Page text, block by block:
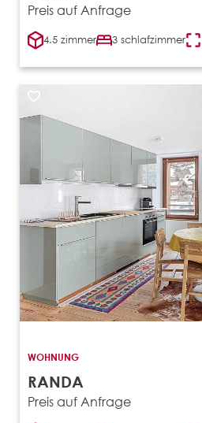
Preis auf Anfrage
4.5 zimmer 3 schlafzimmer
WOHNUNG
RANDA
Preis auf Anfrage